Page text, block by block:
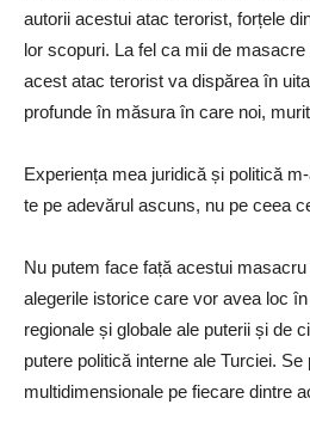
autorii acestui atac terorist, forțele
lor scopuri. La fel ca mii de
acest atac terorist va dispărea în
profunde în măsura în care noi,
Experiența mea juridică și politică
te pe adevărul ascuns, nu pe ceea
Nu putem face față acestui
alegerile istorice care vor avea loc
regionale și globale ale puterii și de
putere politică interne ale Turciei.
multidimensionale pe fiecare dintre